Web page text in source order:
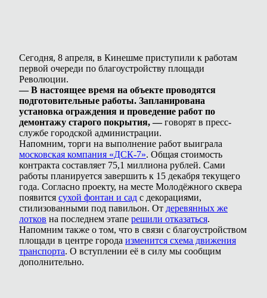
Сегодня, 8 апреля, в Кинешме приступили к работам
первой очереди по благоустройству площади
Революции.
— В настоящее время на объекте проводятся
подготовительные работы. Запланирована
установка ограждения и проведение работ по
демонтажу старого покрытия, —говорят в пресс-
службе городской администрации.
Напомним, торги на выполнение работ выиграла
московская компания «ДСК-7». Общая стоимость
контракта составляет 75,1 миллиона рублей. Сами
работы планируется завершить к 15 декабря текущего
года. Согласно проекту, на месте Молодёжного сквера
появится сухой фонтан и сад с декорациями,
стилизованными под павильон. От деревянных же
лотков на последнем этапе решили отказаться.
Напомним также о том, что в связи с благоустройством
площади в центре города изменится схема движения
транспорта. О вступлении её в силу мы сообщим
дополнительно.